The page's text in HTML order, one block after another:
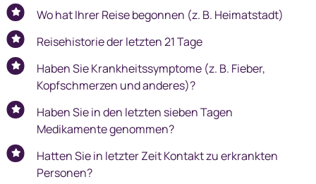
Wo hat Ihrer Reise begonnen (z. B. Heimatstadt)
Reisehistorie der letzten 21 Tage
Haben Sie Krankheitssymptome (z. B. Fieber,
Kopfschmerzen und anderes)?
Haben Sie in den letzten sieben Tagen
Medikamente genommen?
Hatten Sie in letzter Zeit Kontakt zu erkrankten
Personen?